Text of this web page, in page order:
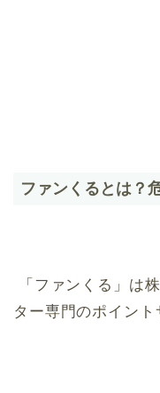
ファンくるとは？
「ファンくる」は
ター専門のポイント